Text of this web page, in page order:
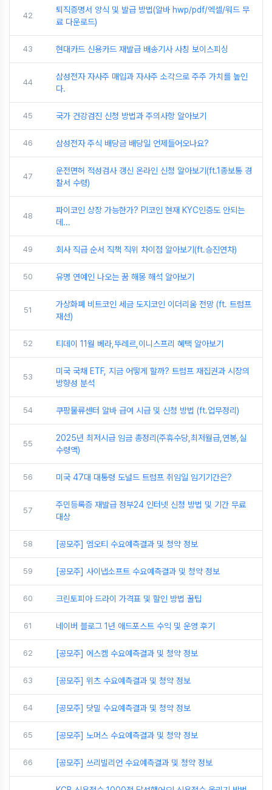
42
퇴직증명서 양식 및 발급 방법(알바 hwp/pdf/엑셀/워드 무
료 다운로드)
43 현대카드 신용카드 재발급 배송기사 사칭 보이스피싱
44
삼성전자 자사주 매입과 자사주 소각으로 주주 가치를 높인
다.
45 국가 건강검진 신청 방법과 주의사항 알아보기
46 삼성전자 주식 배당금 배당일 언제들어오나요?
47
운전면허 적성검사 갱신 온라인 신청 알아보기(ft.1종보통 경
찰서 수령)
48
파이코인 상장 가능한가? PI코인 현재 KYC인증도 안되는
데...
49 회사 직급 순서 직책 직위 차이점 알아보기(ft.승진연차)
50 유명 연예인 나오는 꿈 해몽 해석 알아보기
51
가상화폐 비트코인 세금 도지코인 이더리움 전망 (ft. 트럼프
재선)
52 티데이 11월 베라,뚜레르,이니스프리 혜택 알아보기
53
미국 국채 ETF, 지금 어떻게 할까? 트럼프 재집권과 시장의
방향성 분석
54 쿠팡물류센터 알바 급여 시급 및 신청 방법 (ft.업무정리)
55
2025년 최저시급 임금 총정리(주휴수당,최저월급,연봉,실
수령액)
56 미국 47대 대통령 도널드 트럼프 취임일 임기기간은?
57
주민등록증 재발급 정부24 인터넷 신청 방법 및 기간 무료
대상
58 [공모주] 엠오티 수요예측결과 및 청약 정보
59 [공모주] 사이냅소프트 수요예측결과 및 청약 정보
60 크린토피아 드라이 가격표 및 할인 방법 꿀팁
61 네이버 블로그 1년 애드포스트 수익 및 운영 후기
62 [공모주] 에스켐 수요예측결과 및 청약 정보
63 [공모주] 위츠 수요예측결과 및 청약 정보
64 [공모주] 닷밀 수요예측결과 및 청약 정보
65 [공모주] 노머스 수요예측결과 및 청약 정보
66 [공모주] 쓰리빌리언 수요예측결과 및 청약 정보